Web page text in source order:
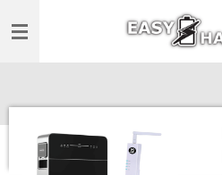
direct